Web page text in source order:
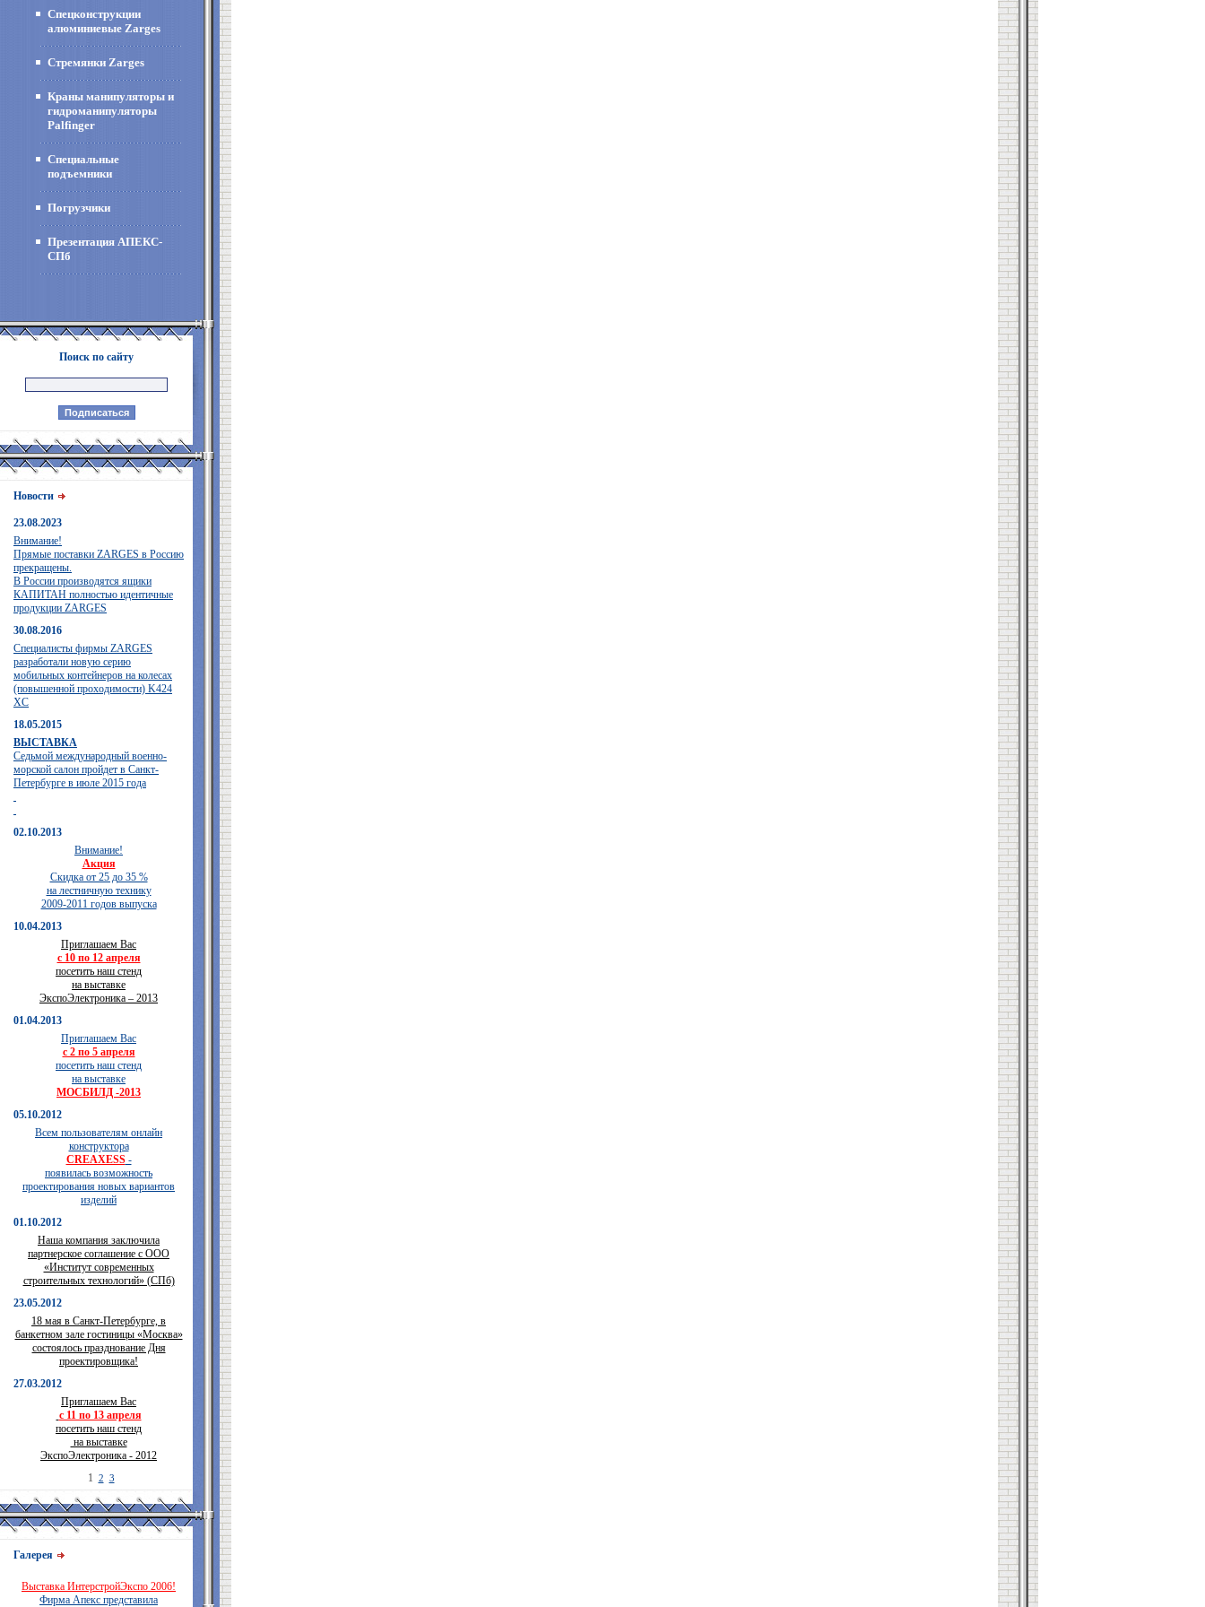
Спецконструкции
алюминиевые Zarges
Стремянки Zarges
Краны манипуляторы и
гидроманипуляторы
Palfinger
Специальные
подъемники
Погрузчики
Презентация АПЕКС-
СПб
Поиск по сайту
Новости
23.08.2023
Внимание!
Прямые поставки ZARGES в Россию
прекращены.
В России производятся ящики
КАПИТАН полностью идентичные
продукции ZARGES
30.08.2016
Специалисты фирмы ZARGES
разработали новую серию
мобильных контейнеров на колесах
(повышенной проходимости) K424
XC
18.05.2015
ВЫСТАВКА
Седьмой международный военно-
морской салон пройдет в Санкт-
Петербурге в июле 2015 года
02.10.2013
Внимание!
Акция
Скидка от 25 до 35 %
на лестничную технику
2009-2011 годов выпуска
10.04.2013
Приглашаем Вас
с 10 по 12 апреля
посетить наш стенд
на выставке
ЭкспоЭлектроника – 2013
01.04.2013
Приглашаем Вас
с 2 по 5 апреля
посетить наш стенд
на выставке
МОСБИЛД -2013
05.10.2012
Всем пользователям онлайн
конструктора
CREAXESS-
появилась возможность
проектирования новых вариантов
изделий
01.10.2012
Наша компания заключила
партнерское соглашение с ООО
«Институт современных
строительных технологий» (СПб)
23.05.2012
18 мая в Санкт-Петербурге, в
банкетном зале гостиницы «Москва»
состоялось празднование Дня
проектировщика!
27.03.2012
Приглашаем Вас
с 11 по 13 апреля
посетить наш стенд
на выставке
ЭкспоЭлектроника - 2012
1 2 3
Галерея
Выставка ИнтерстройЭкспо 2006!
Фирма Апекс представила